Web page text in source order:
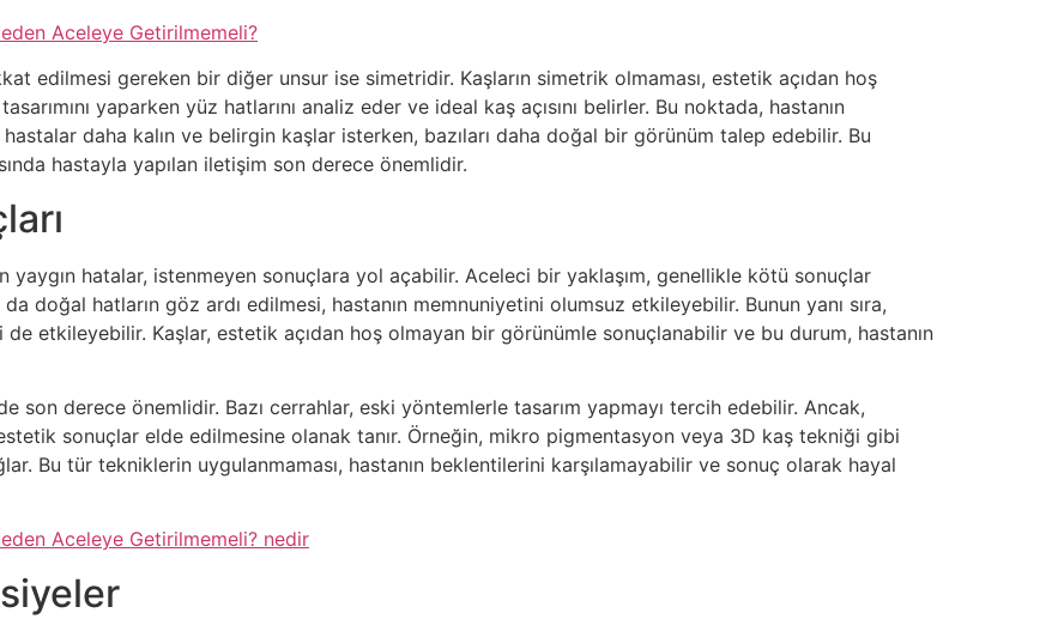
Aceleye Getirilmemeli?
edilmesi gereken bir diğer unsur ise simetridir. Kaşların simetrik olmaması, estetik açıdan hoş
yaparken yüz hatlarını analiz eder ve ideal kaş açısını belirler. Bu noktada, hastanın
hastalar daha kalın ve belirgin kaşlar isterken, bazıları daha doğal bir görünüm talep edebilir. Bu
hastayla yapılan iletişim son derece önemlidir.
yaygın hatalar, istenmeyen sonuçlara yol açabilir. Aceleci bir yaklaşım, genellikle kötü sonuçlar
doğal hatların göz ardı edilmesi, hastanın memnuniyetini olumsuz etkileyebilir. Bunun yanı sıra,
de etkileyebilir. Kaşlar, estetik açıdan hoş olmayan bir görünümle sonuçlanabilir ve bu durum, hastanın
son derece önemlidir. Bazı cerrahlar, eski yöntemlerle tasarım yapmayı tercih edebilir. Ancak,
sonuçlar elde edilmesine olanak tanır. Örneğin, mikro pigmentasyon veya 3D kaş tekniği gibi
Bu tür tekniklerin uygulanmaması, hastanın beklentilerini karşılamayabilir ve sonuç olarak hayal
Aceleye Getirilmemeli? nedir